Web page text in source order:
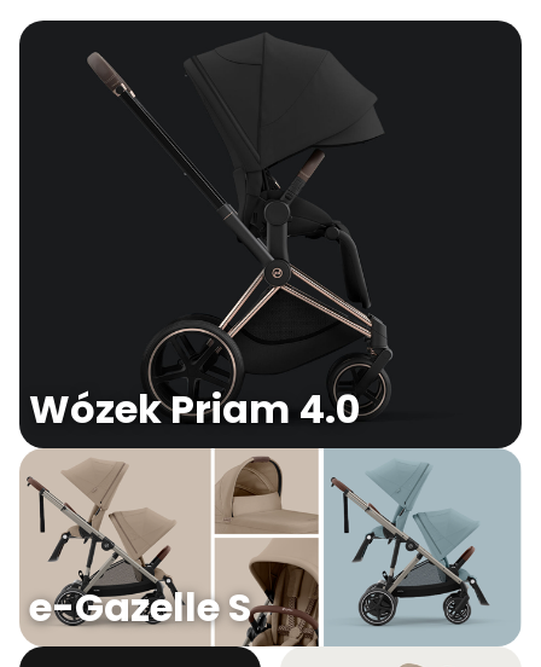
Wózek Priam 4.0
e-Gazelle S